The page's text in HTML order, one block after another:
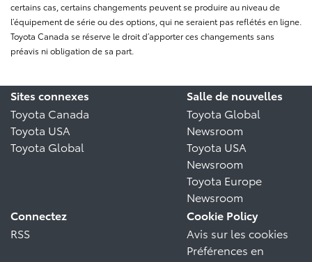
certains cas, certains changements peuvent se produire au niveau de
l’équipement de série ou des options, qui ne seraient pas reflétés en ligne.
Toyota Canada se réserve le droit d’apporter ces changements sans
préavis ni obligation de sa part.
Sites connexes
Toyota Canada
Toyota USA
Toyota Global
Salle de nouvelles
Toyota Global
Newsroom
Toyota USA
Newsroom
Toyota Europe
Newsroom
Connectez
RSS
Cookie Policy
Avis sur les cookies
Préférences en